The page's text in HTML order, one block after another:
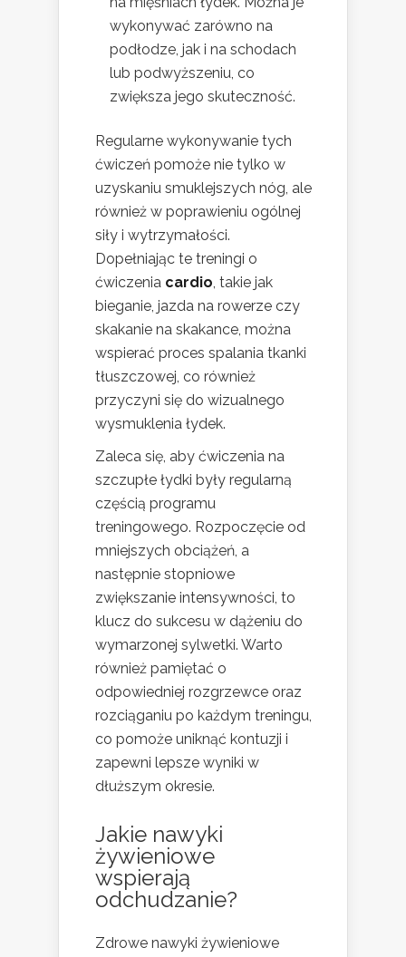
wykonywać zarówno na
podłodze, jak i na schodach
lub podwyższeniu, co
zwiększa jego skuteczność.
Regularne wykonywanie tych
ćwiczeń pomoże nie tylko w
uzyskaniu smuklejszych nóg, ale
również w poprawieniu ogólnej
siły i wytrzymałości.
Dopełniając te treningi o
ćwiczenia cardio, takie jak
bieganie, jazda na rowerze czy
skakanie na skakance, można
wspierać proces spalania tkanki
tłuszczowej, co również
przyczyni się do wizualnego
wysmuklenia łydek.
Zaleca się, aby ćwiczenia na
szczupłe łydki były regularną
częścią programu
treningowego. Rozpoczęcie od
mniejszych obciążeń, a
następnie stopniowe
zwiększanie intensywności, to
klucz do sukcesu w dążeniu do
wymarzonej sylwetki. Warto
również pamiętać o
odpowiedniej rozgrzewce oraz
rozciąganiu po każdym treningu,
co pomoże uniknąć kontuzji i
zapewni lepsze wyniki w
dłuższym okresie.
Jakie nawyki
żywieniowe
wspierają
odchudzanie?
Zdrowe nawyki żywieniowe